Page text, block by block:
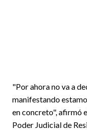
"Por ahora no va a
manifestando
en concreto", afirmó
Poder Judicial de